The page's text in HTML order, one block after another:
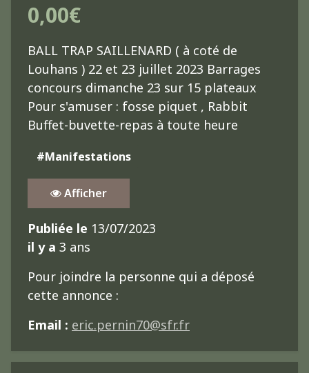
0,00€
BALL TRAP SAILLENARD ( à coté de
Louhans ) 22 et 23 juillet 2023 Barrages
concours dimanche 23 sur 15 plateaux
Pour s'amuser : fosse piquet , Rabbit
Buffet-buvette-repas à toute heure
#Manifestations
Afficher
Publiée le 13/07/2023
il y a 3 ans
Pour joindre la personne qui a déposé
cette annonce :
Email : eric.pernin70@sfr.fr